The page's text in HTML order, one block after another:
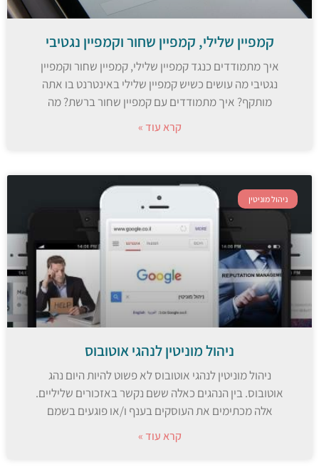
קמפיין שלילי, קמפיין שחור וקמפיין נגטיבי
איך מתמודדים כנגד קמפיין שלילי, קמפיין שחור וקמפיין
נגטיבי מה עושים כשיש קמפיין שלילי באינטרנט בו אתה
מותקף? איך מתמודדים עם קמפיין שחור ברשת? מה
קרא עוד »
ניהול מוניטין
ניהול מוניטין לנהגי אוטובוס
ניהול מוניטין לנהגי אוטובוס לא פשוט להיות היום נהג
אוטובוס. בין הנהגים כאלה ששם נקשר באזכורים שליליים.
אלה מכתימים את העוסקים בענף ו/או פוגעים בשמם
קרא עוד »